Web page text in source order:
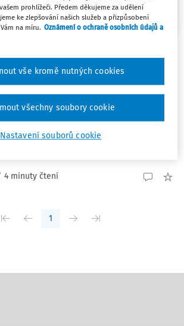
v náročném venkovním terénu, kde
trhací nebo geologické práce.
o prostředí se ztíženými pracovními
vlhko, teplo, chlad, hluk). Při práci
zaujímání podmíněně ...
LL.M. MBA,doc. RNDr. Mgr. Petr A.
4 minuty čtení
1
prohlížeči. Předem děkujeme za udělení
ke zlepšování našich služeb a přizpůsobení
na míru. Oznámení o ochraně osobních údajů a
Nastavení souborů cookie
vše kromě nutných cookies
všechny soubory cookie